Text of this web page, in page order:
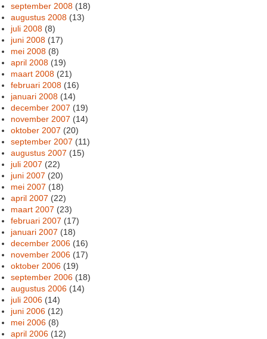
september 2008 (18)
augustus 2008 (13)
juli 2008 (8)
juni 2008 (17)
mei 2008 (8)
april 2008 (19)
maart 2008 (21)
februari 2008 (16)
januari 2008 (14)
december 2007 (19)
november 2007 (14)
oktober 2007 (20)
september 2007 (11)
augustus 2007 (15)
juli 2007 (22)
juni 2007 (20)
mei 2007 (18)
april 2007 (22)
maart 2007 (23)
februari 2007 (17)
januari 2007 (18)
december 2006 (16)
november 2006 (17)
oktober 2006 (19)
september 2006 (18)
augustus 2006 (14)
juli 2006 (14)
juni 2006 (12)
mei 2006 (8)
april 2006 (12)